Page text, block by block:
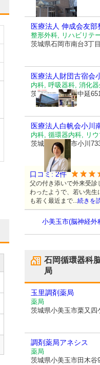
医療法人 伸成会友部
整形外科, リハビリテ
茨城県石岡市南台3丁
医療法人財団古宿会
内科, 呼吸器科, 消化
茨城県小美玉市中延
医療法人白帆会小川
内科, 循環器内科, リ
茨城県小美玉市小川
口コミ:2件
父の付き添いで外来受診
わったようで、若い先生
も若く最近まで...続きを
小美玉市(脳神経外
石岡循環器科
局
玉里調剤薬局
薬局
茨城県小美玉市栗又四
調剤薬局アネシス
薬局
茨城県小美玉市田木谷